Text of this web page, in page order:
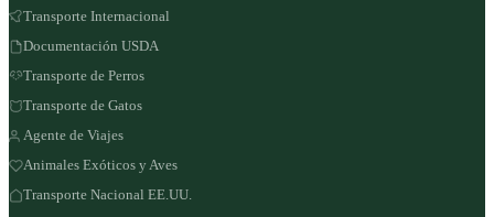
Transporte Internacional
Documentación USDA
Transporte de Perros
Transporte de Gatos
Agente de Viajes
Animales Exóticos y Aves
Transporte Nacional EE.UU.